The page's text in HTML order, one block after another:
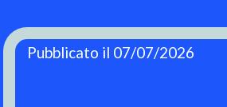
Pubblicato il 07/07/2026